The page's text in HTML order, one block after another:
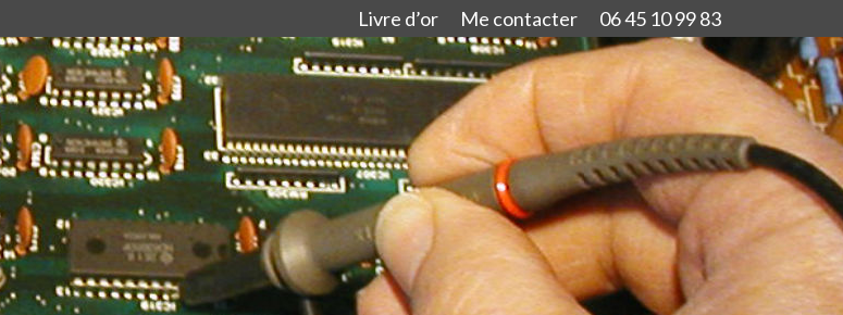
Livre d’or Me contacter 06 45 10 99 83